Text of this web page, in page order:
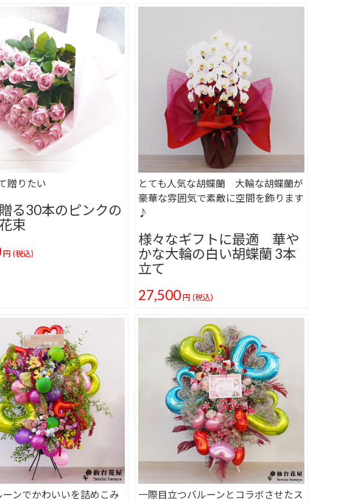
贈りたい
る30本のピンクの
束
円 (税込)
とても人気な胡蝶蘭 大輪な胡蝶蘭が
豪華な雰囲気で素敵に空間を飾ります
♪
様々なギフトに最適 華や
かな大輪の白い胡蝶蘭 3本
立て
27,500円 (税込)
ーンでかわいいを詰めこみ
一際目立つバルーンとコラボさせたス